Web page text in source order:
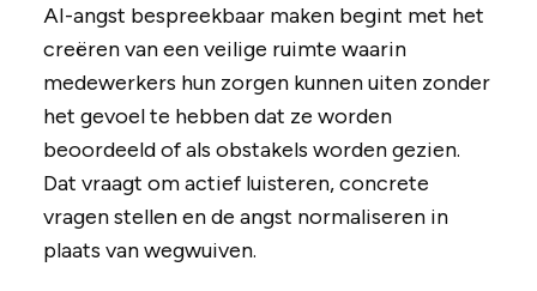
AI-angst bespreekbaar maken begint met het
creëren van een veilige ruimte waarin
medewerkers hun zorgen kunnen uiten zonder
het gevoel te hebben dat ze worden
beoordeeld of als obstakels worden gezien.
Dat vraagt om actief luisteren, concrete
vragen stellen en de angst normaliseren in
plaats van wegwuiven.